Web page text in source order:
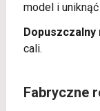
model i
cali.
Fabryczne